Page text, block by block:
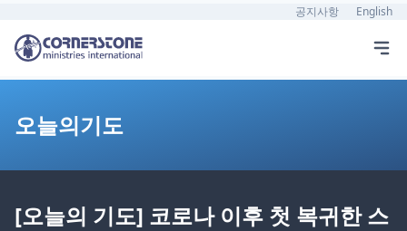
공지사항 English
오늘의기도
[오늘의 기도] 코로나 이후 첫 복귀한 스